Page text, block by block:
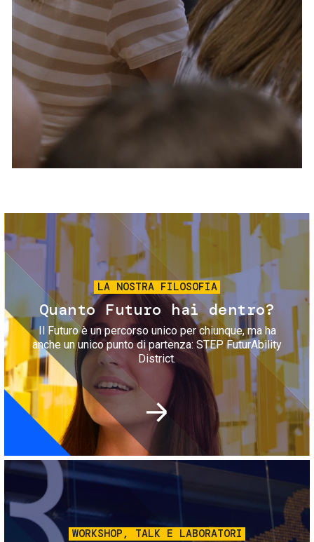
Servizi e accessibilità
Contatti
FAQ
Biglietti
Immagine
LA NOSTRA FILOSOFIA
Quanto Futuro hai dentro?
Il Futuro è un percorso unico per chiunque, ma ha
anche un unico punto di partenza: STEP FuturAbility
District.
Immagine
WORKSHOP, TALK E LABORATORI